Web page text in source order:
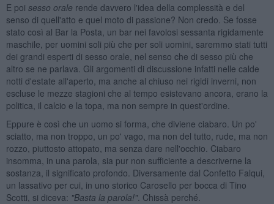
E poi sesso orale rende davvero l'idea della complessità e del
senso di quell'atto e quel moto di passione? Non credo. Se fosse
stato così al Bar la Posta, un bar nei favolosi sessanta rigidamente
maschile, per uomini soli più che per soli uomini, saremmo stati tutti
dei grandi esperti di sesso orale, nel senso che di sesso più che
altro se ne parlava. Gli argomenti di discussione infatti nelle calde
notti d'estate all'aperto, ma anche al chiuso nei rigidi inverni, non
escluse le mezze stagioni che al tempo esistevano ancora, erano la
politica, il calcio e la topa, ma non sempre in quest'ordine.
Eppure è così che un uomo si forma, che diviene ciabaro. Un po'
sciatto, ma non troppo, un po' vago, ma non del tutto, rude, ma non
rozzo, piuttosto attopato, ma senza dare nell'occhio. Ciabaro
insomma, in una parola, sia pur non sufficiente a descriverne la
sostanza, il significato profondo. Diversamente dal Confetto Falqui,
un lassativo per cui, in uno storico Carosello per bocca di Tino
Scotti, si diceva: "Basta la parola!". Chissà perché.